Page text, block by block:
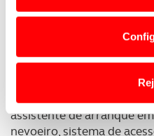
Em alguns casos, a
termos e a todo o tempo
o acesso a informações
personalizar conteúdos e
oferta na versão com
destacam o Bluetooth,
comandos no volante, ar
assistente de arranque
nevoeiro, sistema de